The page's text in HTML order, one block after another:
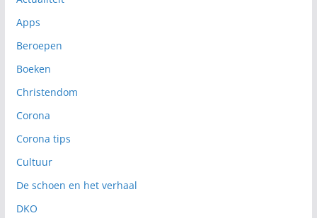
Apps
Beroepen
Boeken
Christendom
Corona
Corona tips
Cultuur
De schoen en het verhaal
DKO